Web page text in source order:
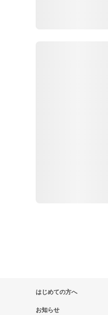
はじめての方へ
お知らせ